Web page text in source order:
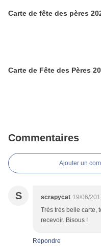
Carte de fête des pères
Carte de Fête des Pères
Commentaires
Ajouter un
S scrapycat 19/06/
Très très belle carte,
recevoir. Bisous !
Répondre